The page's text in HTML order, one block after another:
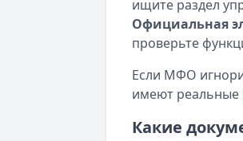
ищите раздел
Официальная
проверьте
Если МФО
имеют реальные
Какие